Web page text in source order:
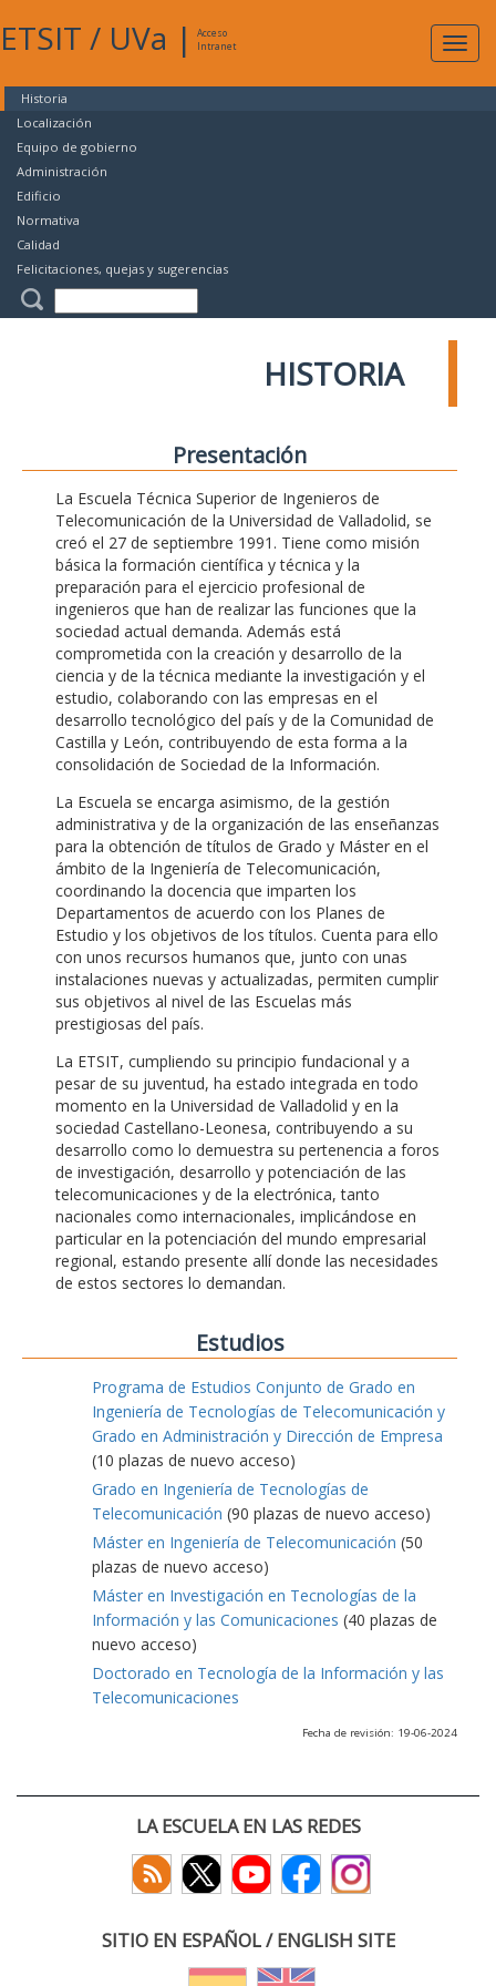
ETSIT / UVa |
Acceso
Intranet
Historia
Localización
Equipo de gobierno
Administración
Edificio
Normativa
Calidad
Felicitaciones, quejas y sugerencias
HISTORIA
Presentación
La Escuela Técnica Superior de Ingenieros de
Telecomunicación de la Universidad de Valladolid, se
creó el 27 de septiembre 1991. Tiene como misión
básica la formación científica y técnica y la
preparación para el ejercicio profesional de
ingenieros que han de realizar las funciones que la
sociedad actual demanda. Además está
comprometida con la creación y desarrollo de la
ciencia y de la técnica mediante la investigación y el
estudio, colaborando con las empresas en el
desarrollo tecnológico del país y de la Comunidad de
Castilla y León, contribuyendo de esta forma a la
consolidación de Sociedad de la Información.
La Escuela se encarga asimismo, de la gestión
administrativa y de la organización de las enseñanzas
para la obtención de títulos de Grado y Máster en el
ámbito de la Ingeniería de Telecomunicación,
coordinando la docencia que imparten los
Departamentos de acuerdo con los Planes de
Estudio y los objetivos de los títulos. Cuenta para ello
con unos recursos humanos que, junto con unas
instalaciones nuevas y actualizadas, permiten cumplir
sus objetivos al nivel de las Escuelas más
prestigiosas del país.
La ETSIT, cumpliendo su principio fundacional y a
pesar de su juventud, ha estado integrada en todo
momento en la Universidad de Valladolid y en la
sociedad Castellano-Leonesa, contribuyendo a su
desarrollo como lo demuestra su pertenencia a foros
de investigación, desarrollo y potenciación de las
telecomunicaciones y de la electrónica, tanto
nacionales como internacionales, implicándose en
particular en la potenciación del mundo empresarial
regional, estando presente allí donde las necesidades
de estos sectores lo demandan.
Estudios
Programa de Estudios Conjunto de Grado en
Ingeniería de Tecnologías de Telecomunicación y
Grado en Administración y Dirección de Empresa
(10 plazas de nuevo acceso)
Grado en Ingeniería de Tecnologías de
Telecomunicación (90 plazas de nuevo acceso)
Máster en Ingeniería de Telecomunicación (50
plazas de nuevo acceso)
Máster en Investigación en Tecnologías de la
Información y las Comunicaciones (40 plazas de
nuevo acceso)
Doctorado en Tecnología de la Información y las
Telecomunicaciones
Fecha de revisión: 19-06-2024
LA ESCUELA EN LAS REDES
SITIO EN ESPAÑOL / ENGLISH SITE